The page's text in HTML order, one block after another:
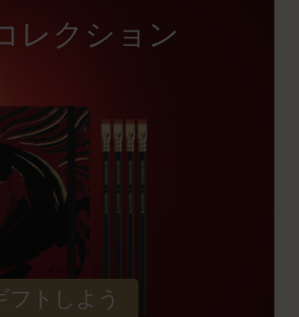
レクション
フトしよう